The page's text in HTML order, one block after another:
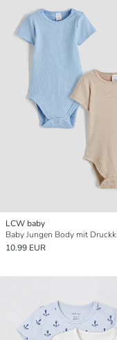
LCW baby
10.99 EUR